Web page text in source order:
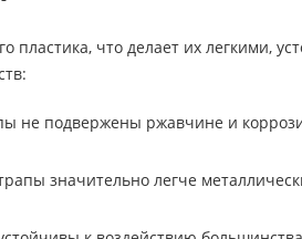
пластика, что делает их легкими,
не подвержены ржавчине и
значительно легче